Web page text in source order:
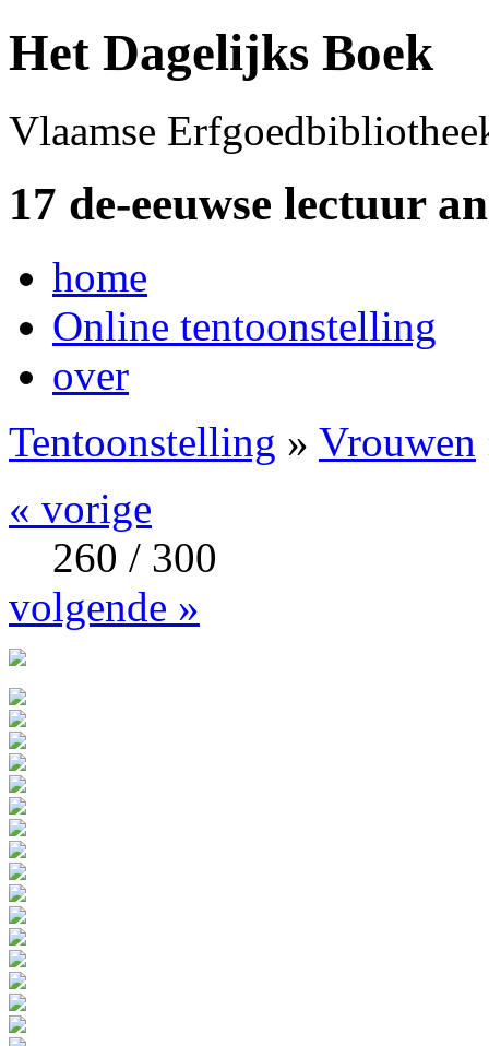
Het Dagelijks Boek
Vlaamse
17 de-eeuwse lectuur
home
Online tentoonstelling
over
Tentoonstelling » Vrouwen
« vorige
260 / 300
volgende »